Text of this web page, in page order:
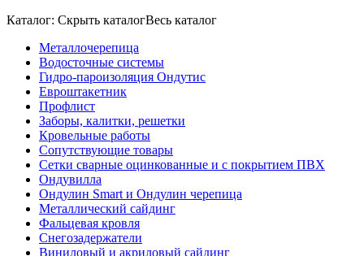
Каталог: Cкрыть каталогВесь каталог
Металлочерепица
Водосточные системы
Гидро-пароизоляция Ондутис
Евроштакетник
Профлист
Заборы, калитки, решетки
Кровельные работы
Сопутствующие товары
Сетки сварные оцинкованные и с покрытием ПВХ
Ондувилла
Ондулин Smart и Ондулин черепица
Металлический сайдинг
Фальцевая кровля
Снегозадержатели
Виниловый и акриловый сайдинг